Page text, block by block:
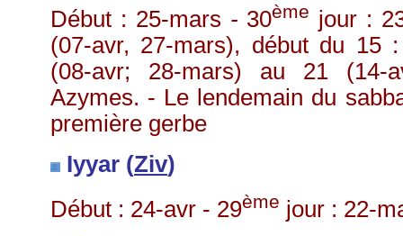
Début : 25-mars - 30ème jour :
(07-avr, 27-mars), début du 15
(08-avr; 28-mars) au 21 (14-
Azymes. - Le lendemain du
première gerbe
Iyyar (Ziv)
Début : 24-avr - 29ème jour : 22-